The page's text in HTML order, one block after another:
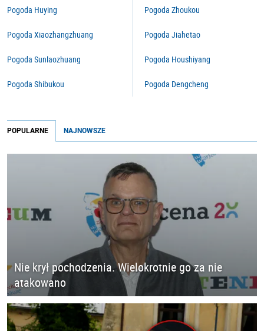
Pogoda Huying
Pogoda Xiaozhangzhuang
Pogoda Sunlaozhuang
Pogoda Shibukou
Pogoda Zhoukou
Pogoda Jiahetao
Pogoda Houshiyang
Pogoda Dengcheng
POPULARNE NAJNOWSZE
Nie krył pochodzenia. Wielokrotnie go za nie
atakowano